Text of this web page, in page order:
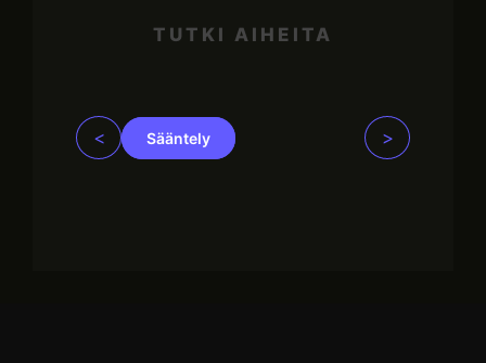
TUTKI AIHEITA
< Sääntely >